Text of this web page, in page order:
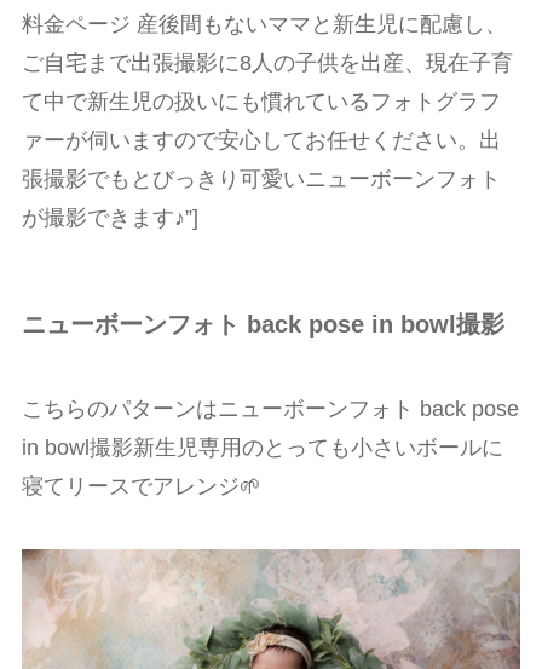
料金ページ 産後間もないママと新生児に配慮し、
ご自宅まで出張撮影に8人の子供を出産、現在子育
て中で新生児の扱いにも慣れているフォトグラフ
ァーが伺いますので安心してお任せください。出
張撮影でもとびっきり可愛いニューボーンフォト
が撮影できます♪”]
ニューボーンフォト back pose in bowl撮影
こちらのパターンはニューボーンフォト back pose
in bowl撮影新生児専用のとっても小さいボールに
寝てリースでアレンジ🌱